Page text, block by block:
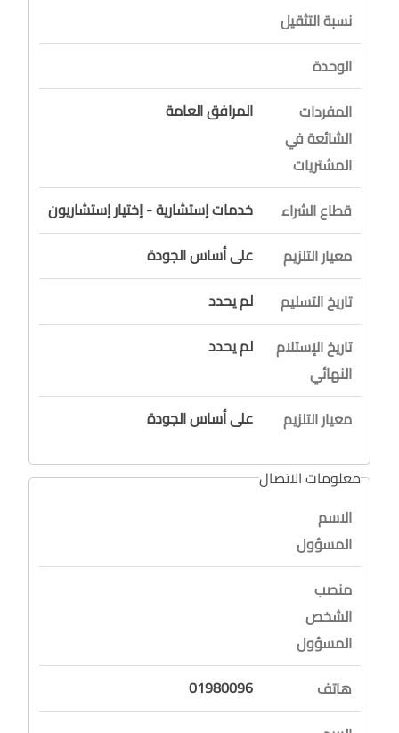
نسبة التثقيل
الوحدة
المفردات
الشائعة في
المشتريات
المرافق العامة
قطاع الشراء
خدمات إستشارية - إختيار إستشاريون
معيار التلزيم
على أساس الجودة
تاريخ التسليم
لم يحدد
تاريخ الإستلام
النهائي
لم يحدد
معيار التلزيم على أساس الجودة
معلومات الاتصال
الاسم
المسؤول
منصب
الشخص
المسؤول
هاتف
01980096